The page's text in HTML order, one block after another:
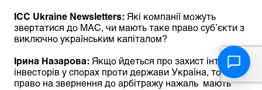
ICC Ukraine Newsletters: Які компанії можуть
звертатися до МАС, чи мають таке право суб’єкти з
виключно українським капіталом?
Ірина Назарова: Якщо йдеться про захист інтересів
інвесторів у спорах проти держави Україна, то
право на звернення до арбітражу нажаль мають